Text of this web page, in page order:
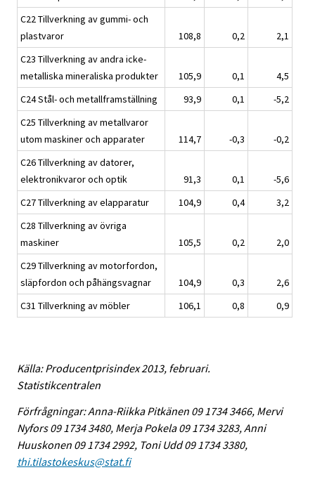
C22 Tillverkning av gummi- och
plastvaror
108,8 0,2
2,1
C23 Tillverkning av andra icke-
metalliska mineraliska produkter
105,9 0,1
4,5
C24 Stål- och metallframställning
93,9 0,1
-5,2
C25 Tillverkning av metallvaror
utom maskiner och apparater
114,7 -0,3
-0,2
C26 Tillverkning av datorer,
elektronikvaror och optik
91,3 0,1
-5,6
C27 Tillverkning av elapparatur
104,9 0,4
3,2
C28 Tillverkning av övriga
maskiner
105,5 0,2
2,0
C29 Tillverkning av motorfordon,
släpfordon och påhängsvagnar
104,9 0,3
2,6
C31 Tillverkning av möbler
106,1 0,8 0,9
Källa: Producentprisindex 2013, februari.
Statistikcentralen
Förfrågningar: Anna-Riikka Pitkänen 09 1734 3466, Mervi
Nyfors 09 1734 3480, Merja Pokela 09 1734 3283, Anni
Huuskonen 09 1734 2992, Toni Udd 09 1734 3380,
thi.tilastokeskus@stat.fi